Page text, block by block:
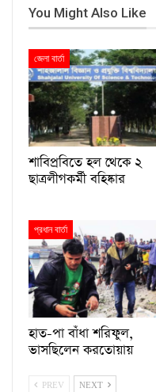
You Might Also Like
জেলা বার্তা
শাবিপ্রবিতে হল থেকে ২
ছাত্রলীগকর্মী বহিষ্কার
প্রধান বার্তা
হাত-পা বাঁধা শরিফুল,
ভাসছিলেন করতোয়ায়
PREV NEXT